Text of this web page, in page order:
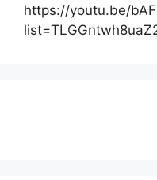
https://youtu.be/